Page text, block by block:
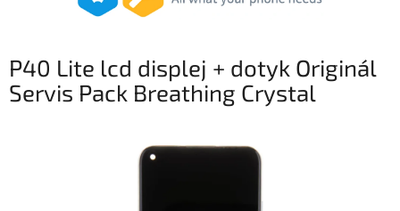
P40 Lite lcd displej + dotyk Originál
Servis Pack Breathing Crystal